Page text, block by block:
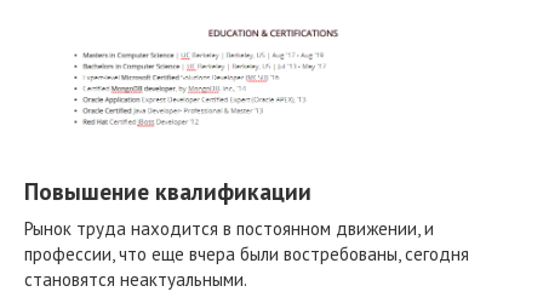
Повышение квалификации
Рынок труда находится в постоянном движении, и
профессии, что еще вчера были востребованы, сегодня
становятся неактуальными.